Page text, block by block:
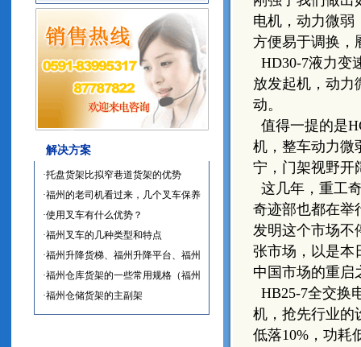
解决方案
·托盘货架比拟窄巷道货架的优势
·福州的老司机看过来，几个叉车保养
小技巧一定要知道
·使用叉车有什么优势？
·福州叉车的几种类型和特点
·福州升降货梯、福州升降平台、福州
液压升降机-导轨升降机
·福州仓库货架的一些常用规格（福州
特都货架）
·福州仓储货架的主副架
电机，动力微弱
方便易于调换，
HD30-7液力变
放发起机，动力
动。
值得一提的是
机，整车动力微
宁，门架视野开
这几年，重工
奇迹部也都在举
发明这个市场不
张市场，以是本
中国市场的重启
HB25-7全交换
机，抢先行业的
低落10%，功耗